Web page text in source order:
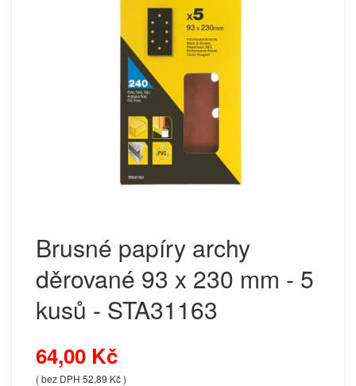
Brusné papíry archy
děrované 93 x 230 mm - 5
kusů - STA31163
64,00 Kč
( bez DPH 52,89 Kč )